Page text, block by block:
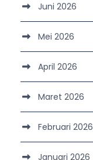
Juni 2026
Mei 2026
April 2026
Maret 2026
Februari 2026
Januari 2026